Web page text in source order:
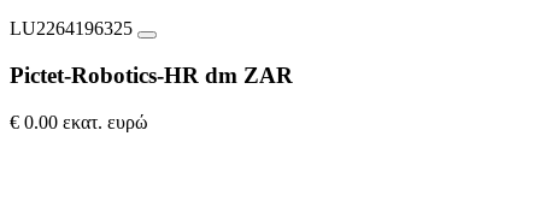
LU2264196325
Pictet-Robotics-HR dm ZAR
€ 0.00 εκατ. ευρώ